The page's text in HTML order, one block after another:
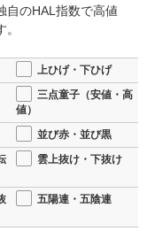
自のHAL指数で高値
上ひげ・下ひげ
三点童子（安値・高
値）
並び赤・並び黒
雲上抜け・下抜け
五陽連・五陰連